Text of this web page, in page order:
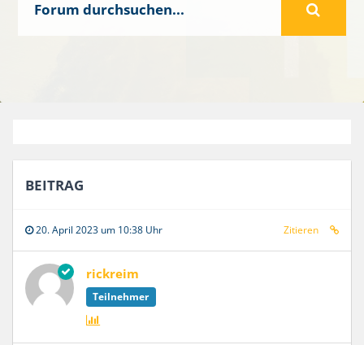
BEITRAG
20. April 2023 um 10:38 Uhr Zitieren
rickreim
Teilnehmer